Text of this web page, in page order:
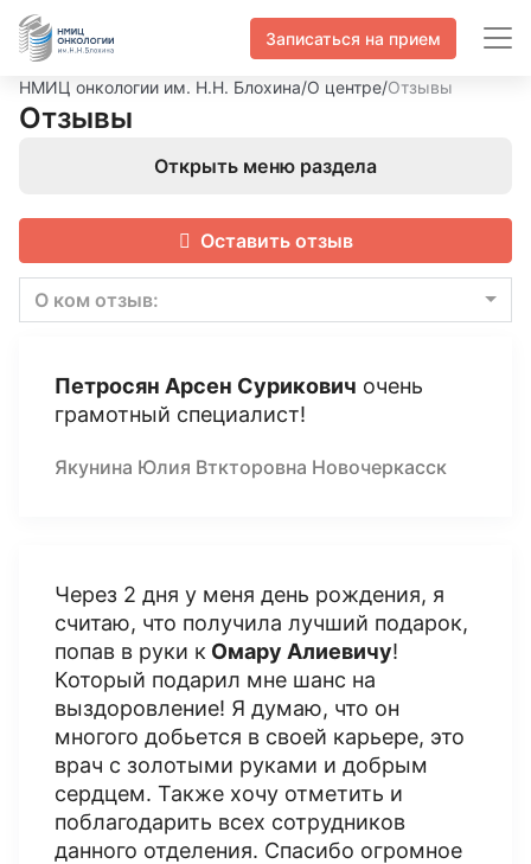
Записаться на прием
НМИЦ онкологии им. Н.Н. Блохина/О центре/Отзывы
Отзывы
Открыть меню раздела
Оставить отзыв
О ком отзыв:
Петросян Арсен Сурикович очень
грамотный специалист!
Якунина Юлия Вткторовна Новочеркасск
Через 2 дня у меня день рождения, я
считаю, что получила лучший подарок,
попав в руки к Омару Алиевичу!
Который подарил мне шанс на
выздоровление! Я думаю, что он
многого добьется в своей карьере, это
врач с золотыми руками и добрым
сердцем. Также хочу отметить и
поблагодарить всех сотрудников
данного отделения. Спасибо огромное